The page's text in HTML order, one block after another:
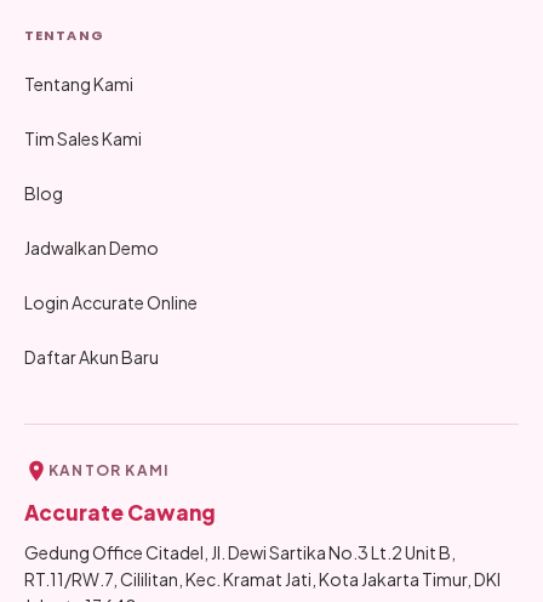
TENTANG
Tentang Kami
Tim Sales Kami
Blog
Jadwalkan Demo
Login Accurate Online
Daftar Akun Baru
KANTOR KAMI
Accurate Cawang
Gedung Office Citadel, Jl. Dewi Sartika No.3 Lt.2 Unit B,
RT.11/RW.7, Cililitan, Kec. Kramat Jati, Kota Jakarta Timur, DKI